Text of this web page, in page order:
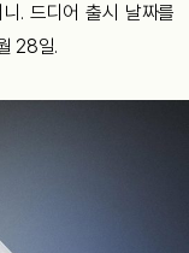
. 드디어 출시 날짜를
28일.